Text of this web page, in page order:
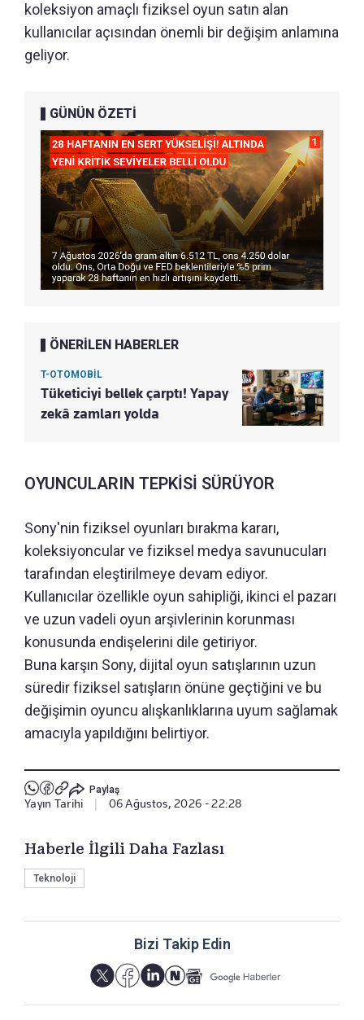
koleksiyon amaçlı fiziksel oyun satın alan
kullanıcılar açısından önemli bir değişim anlamına
geliyor.
GÜNÜN ÖZETİ
ÖNERİLEN HABERLER
T-OTOMOBİL
Tüketiciyi bellek çarptı! Yapay
zekâ zamları yolda
OYUNCULARIN TEPKİSİ SÜRÜYOR
Sony'nin fiziksel oyunları bırakma kararı,
koleksiyoncular ve fiziksel medya savunucuları
tarafından eleştirilmeye devam ediyor.
Kullanıcılar özellikle oyun sahipliği, ikinci el pazarı
ve uzun vadeli oyun arşivlerinin korunması
konusunda endişelerini dile getiriyor.
Buna karşın Sony, dijital oyun satışlarının uzun
süredir fiziksel satışların önüne geçtiğini ve bu
değişimin oyuncu alışkanlıklarına uyum sağlamak
amacıyla yapıldığını belirtiyor.
Paylaş
Yayın Tarihi 06 Ağustos, 2026 - 22:28
Haberle İlgili Daha Fazlası
Teknoloji
Bizi Takip Edin